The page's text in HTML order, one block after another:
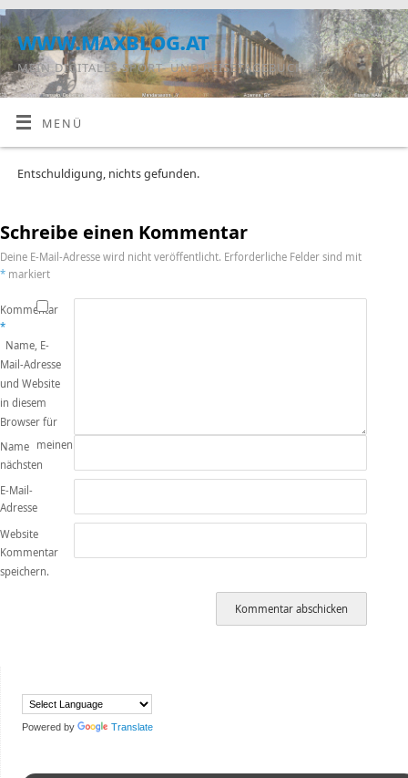
www.maxblog.at
MEIN DIGITALES SPORT- UND REISETAGEBUCH
MENÜ
Entschuldigung, nichts gefunden.
Schreibe einen Kommentar
Deine E-Mail-Adresse wird nicht veröffentlicht. Erforderliche Felder sind mit
* markiert
Kommentar
*
Name
E-Mail-
Adresse
Website
Name, E-
Mail-Adresse
und Website
in diesem
Browser für
meinen
nächsten
Kommentar
speichern.
Powered by Translate